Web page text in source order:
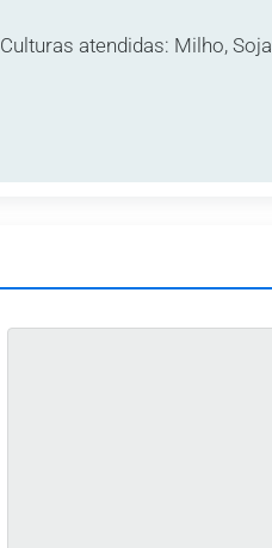
Culturas atendidas: Milho, Soja